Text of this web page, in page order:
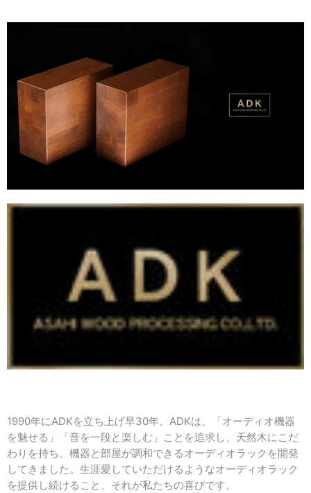
1990年にADKを立ち上げ早30年。ADKは、「オーディオ機器
を魅せる」「音を一段と楽しむ」ことを追求し、天然木にこだ
わりを持ち、機器と部屋が調和できるオーディオラックを開発
してきました。生涯愛していただけるようなオーディオラック
を提供し続けること、それが私たちの喜びです。